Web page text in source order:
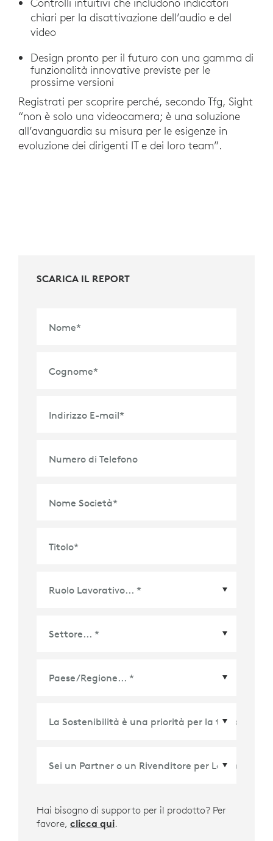
chiari per la disattivazione dell’audio e del
video
Design pronto per il futuro con una gamma di
funzionalità innovative previste per le
prossime versioni
Registrati per scoprire perché, secondo Tfg, Sight
“non è solo una videocamera; è una soluzione
all’avanguardia su misura per le esigenze in
evoluzione dei dirigenti IT e dei loro team”.
SCARICA IL REPORT
Nome*
Cognome*
Indirizzo E-mail*
Numero di Telefono
Nome Società*
Titolo*
Hai bisogno di supporto per il prodotto? Per
favore, clicca qui.